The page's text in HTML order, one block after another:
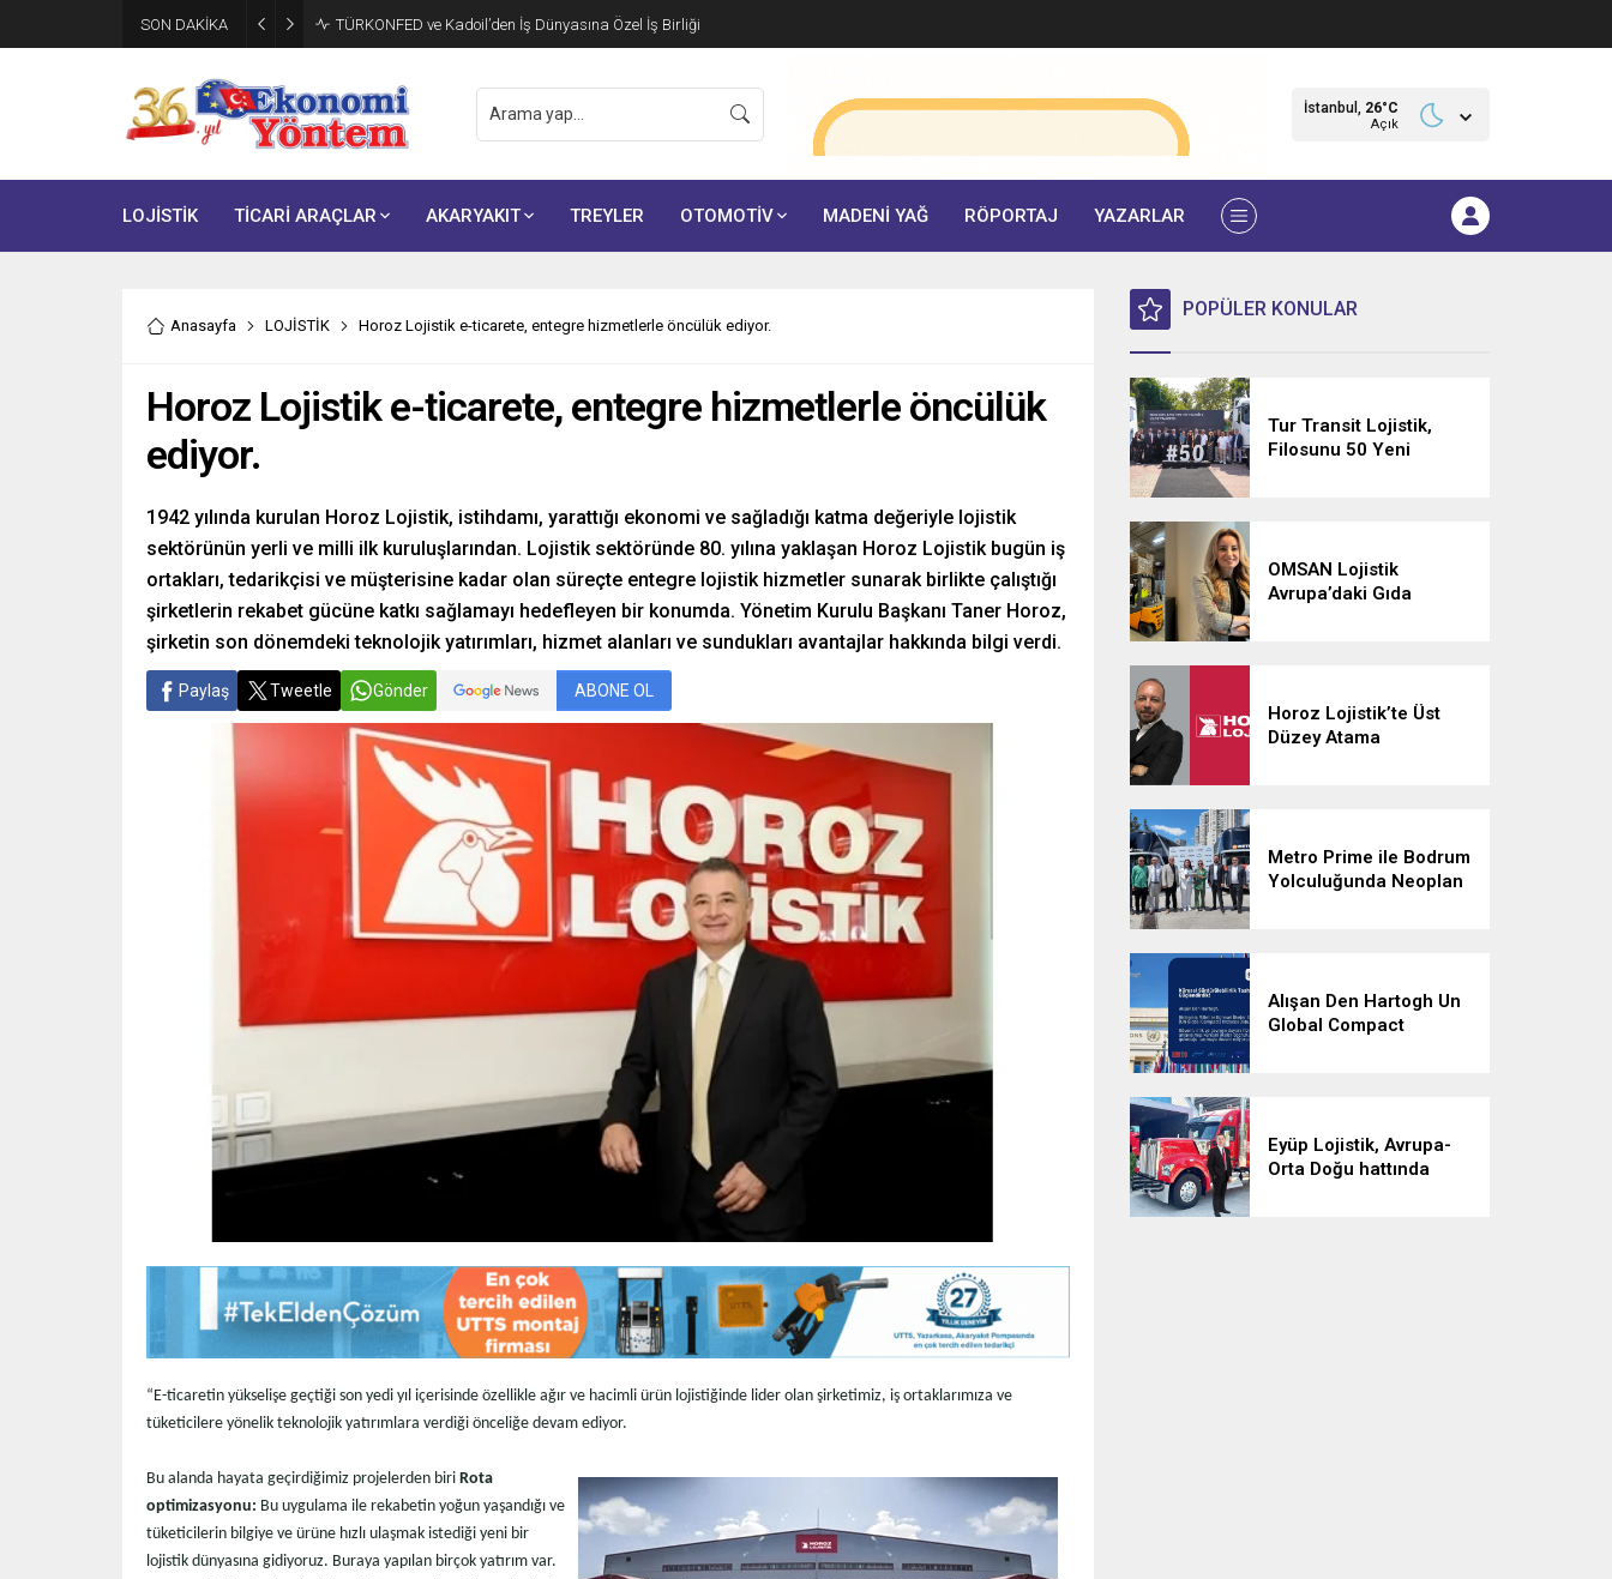
SON DAKİKA TÜRKONFED ve Kadoil’den İş Dünyasına Özel İş Birliği
İstanbul, 26°C
Açık
LOJİSTİK TİCARİ ARAÇLAR AKARYAKIT TREYLER OTOMOTİV MADENİ YAĞ RÖPORTAJ YAZARLAR
Anasayfa LOJİSTİK Horoz Lojistik e-ticarete, entegre hizmetlerle öncülük ediyor.
Horoz Lojistik e-ticarete, entegre hizmetlerle öncülük
ediyor.
1942 yılında kurulan Horoz Lojistik, istihdamı, yarattığı ekonomi ve sağladığı katma değeriyle lojistik
sektörünün yerli ve milli ilk kuruluşlarından. Lojistik sektöründe 80. yılına yaklaşan Horoz Lojistik bugün iş
ortakları, tedarikçisi ve müşterisine kadar olan süreçte entegre lojistik hizmetler sunarak birlikte çalıştığı
şirketlerin rekabet gücüne katkı sağlamayı hedefleyen bir konumda. Yönetim Kurulu Başkanı Taner Horoz,
şirketin son dönemdeki teknolojik yatırımları, hizmet alanları ve sundukları avantajlar hakkında bilgi verdi.
Paylaş Tweetle Gönder ABONE OL
“E-ticaretin yükselişe geçtiği son yedi yıl içerisinde özellikle ağır ve hacimli ürün lojistiğinde lider olan şirketimiz, iş ortaklarımıza ve
tüketicilere yönelik teknolojik yatırımlara verdiği önceliğe devam ediyor.
Bu alanda hayata geçirdiğimiz projelerden biri Rota
optimizasyonu: Bu uygulama ile rekabetin yoğun yaşandığı ve
tüketicilerin bilgiye ve ürüne hızlı ulaşmak istediği yeni bir
lojistik dünyasına gidiyoruz. Buraya yapılan birçok yatırım var.
POPÜLER KONULAR
Tur Transit Lojistik,
Filosunu 50 Yeni
OMSAN Lojistik
Avrupa’daki Gıda
Horoz Lojistik’te Üst
Düzey Atama
Metro Prime ile Bodrum
Yolculuğunda Neoplan
Alışan Den Hartogh Un
Global Compact
Eyüp Lojistik, Avrupa-
Orta Doğu hattında